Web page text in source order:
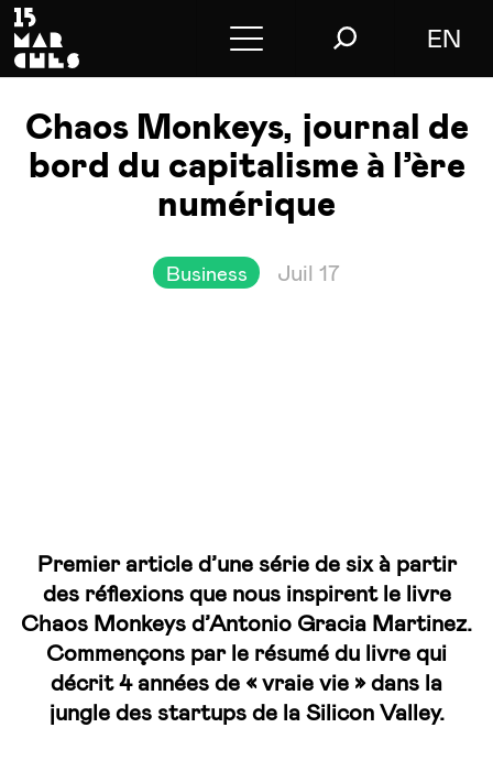
EN
Conférences
Conseil
Chaos Monkeys, journal de
bord du capitalisme à l’ère
numérique
Business Juil 17
Premier article d’une série de six à partir
des réflexions que nous inspirent le livre
Chaos Monkeys d’Antonio Gracia Martinez.
Commençons par le résumé du livre qui
décrit 4 années de « vraie vie » dans la
jungle des startups de la Silicon Valley.